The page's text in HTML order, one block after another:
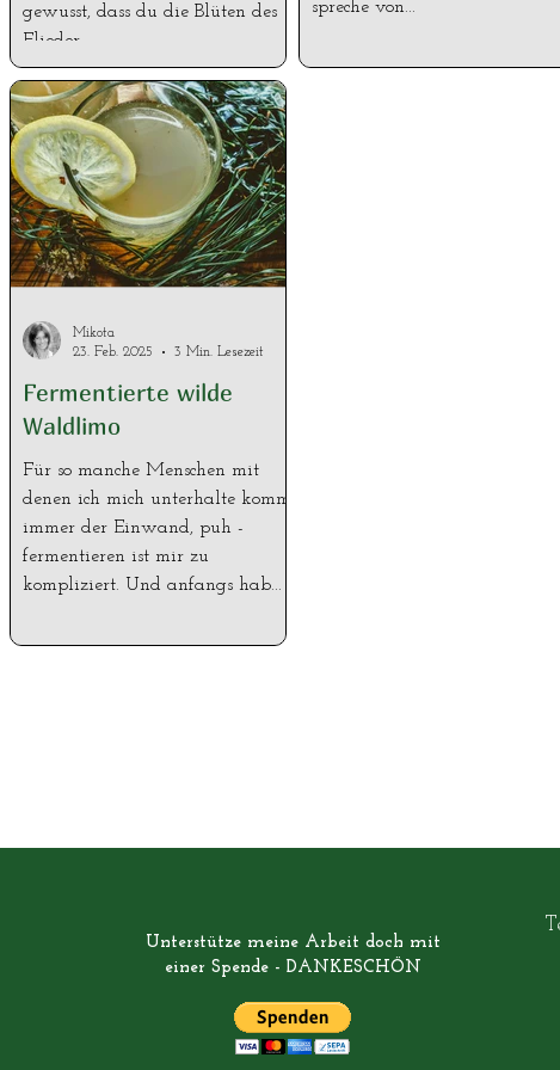
gewusst, dass du die Blüten des
Flieder...
spreche von...
Fermentierte wilde
Waldlimo
Für so manche Menschen mit
denen ich mich unterhalte kommt
immer der Einwand, puh -
fermentieren ist mir zu
kompliziert. Und anfangs hab...
Mikota
23. Feb. 2025
3 Min. Lesezeit
Unterstütze meine Arbeit doch mit
einer Spende - DANKESCHÖN